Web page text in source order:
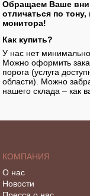
Обращаем Ваше
отличаться по
монитора!
Как купить?
У нас нет
Можно оформить
порога (услуга
области). Можно
нашего склада – как
КОМПАНИЯ
О нас
Новости